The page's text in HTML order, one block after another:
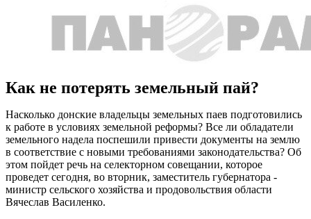
Как не потерять земельный пай?
Насколько донские владельцы земельных паев подготовились
к работе в условиях земельной реформы? Все ли обладатели
земельного надела поспешили привести документы на землю
в соответствие с новыми требованиями законодательства? Об
этом пойдет речь на селекторном совещании, которое
проведет сегодня, во вторник, заместитель губернатора -
министр сельского хозяйства и продовольствия области
Вячеслав Василенко.